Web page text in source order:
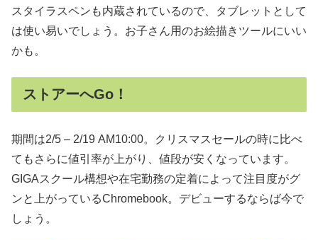
スタイラスペンも内蔵されているので、タブレットとして
は使い易いでしょう。お子さん用のお絵描きツールにいい
かも。
ストアーへGo！
期間は2/5 – 2/19 AM10:00。クリスマスセールの時に比べ
てもさらに値引率が上がり、値段が安くなっています。
GIGAスクール構想や在宅勤務の定着によって注目度がグ
ンと上がっているChromebook。デビューするならば今で
しょう。